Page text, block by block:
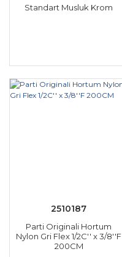
Standart Musluk Krom
2510187
Parti Originali Hortum
Nylon Gri Flex 1/2C'' x 3/8''F
200CM